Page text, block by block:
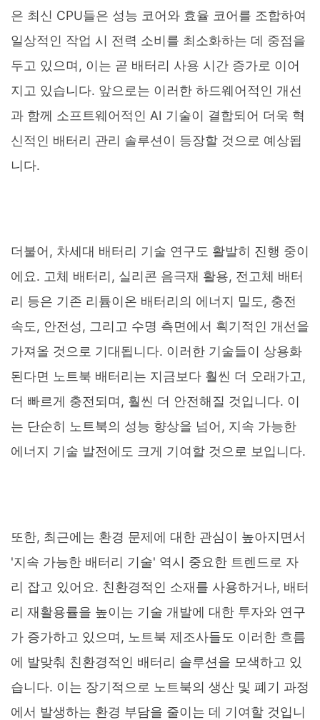
은 최신 CPU들은 성능 코어와 효율 코어를 조합하여
일상적인 작업 시 전력 소비를 최소화하는 데 중점을
두고 있으며, 이는 곧 배터리 사용 시간 증가로 이어
지고 있습니다. 앞으로는 이러한 하드웨어적인 개선
과 함께 소프트웨어적인 AI 기술이 결합되어 더욱 혁
신적인 배터리 관리 솔루션이 등장할 것으로 예상됩
니다.
더불어, 차세대 배터리 기술 연구도 활발히 진행 중이
에요. 고체 배터리, 실리콘 음극재 활용, 전고체 배터
리 등은 기존 리튬이온 배터리의 에너지 밀도, 충전
속도, 안전성, 그리고 수명 측면에서 획기적인 개선을
가져올 것으로 기대됩니다. 이러한 기술들이 상용화
된다면 노트북 배터리는 지금보다 훨씬 더 오래가고,
더 빠르게 충전되며, 훨씬 더 안전해질 것입니다. 이
는 단순히 노트북의 성능 향상을 넘어, 지속 가능한
에너지 기술 발전에도 크게 기여할 것으로 보입니다.
또한, 최근에는 환경 문제에 대한 관심이 높아지면서
'지속 가능한 배터리 기술' 역시 중요한 트렌드로 자
리 잡고 있어요. 친환경적인 소재를 사용하거나, 배터
리 재활용률을 높이는 기술 개발에 대한 투자와 연구
가 증가하고 있으며, 노트북 제조사들도 이러한 흐름
에 발맞춰 친환경적인 배터리 솔루션을 모색하고 있
습니다. 이는 장기적으로 노트북의 생산 및 폐기 과정
에서 발생하는 환경 부담을 줄이는 데 기여할 것입니